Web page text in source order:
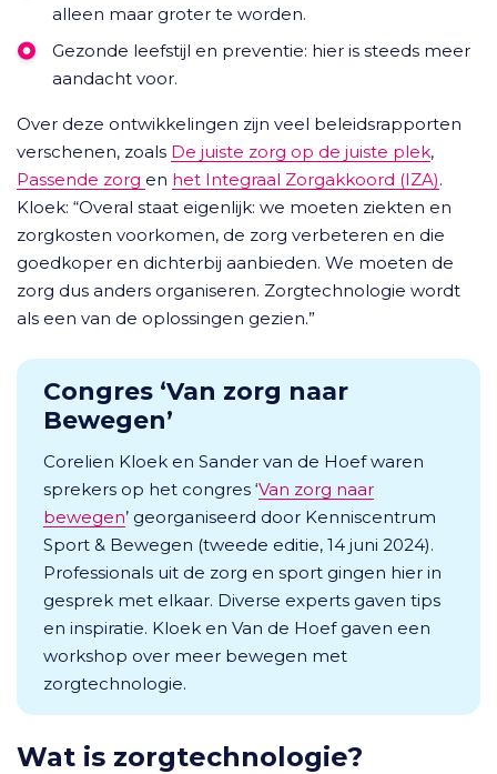
alleen maar groter te worden.
Gezonde leefstijl en preventie: hier is steeds meer
aandacht voor.
Over deze ontwikkelingen zijn veel beleidsrapporten
verschenen, zoals De juiste zorg op de juiste plek,
Passende zorg en het Integraal Zorgakkoord (IZA).
Kloek: “Overal staat eigenlijk: we moeten ziekten en
zorgkosten voorkomen, de zorg verbeteren en die
goedkoper en dichterbij aanbieden. We moeten de
zorg dus anders organiseren. Zorgtechnologie wordt
als een van de oplossingen gezien.”
Congres ‘Van zorg naar
Bewegen’
Corelien Kloek en Sander van de Hoef waren
sprekers op het congres ‘Van zorg naar
bewegen’ georganiseerd door Kenniscentrum
Sport & Bewegen (tweede editie, 14 juni 2024).
Professionals uit de zorg en sport gingen hier in
gesprek met elkaar. Diverse experts gaven tips
en inspiratie. Kloek en Van de Hoef gaven een
workshop over meer bewegen met
zorgtechnologie.
Wat is zorgtechnologie?